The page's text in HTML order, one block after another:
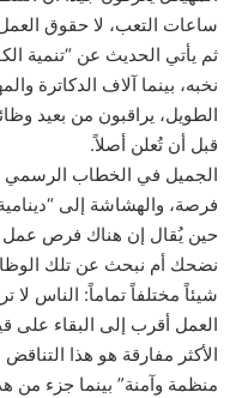
ساعات التعب، لا حقوق
ثم يأتي الحديث عن “تنمية
نخبه، بينما آلاف الدكاترة
الطويل، يراقبون من بعيد
قبل أن تُعلن أصلاً.
الجميل في الخطاب الرسمي
فرصة، والهشاشة إلى
حين يُقال إن هناك فرص عمل
نضحك أم نبحث عن تلك
شيئاً مختلفاً تماماً: الناس
العمل أقرب إلى البقاء على
الأكثر مفارقة هو هذا
منظمة وآمنة” بينما جزء من